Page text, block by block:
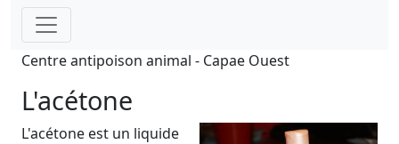
Centre antipoison animal - Capae Ouest
L'acétone
L'acétone est un liquide